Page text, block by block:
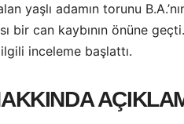
yaşlı adamın torunu
bir can kaybının önüne
inceleme başlattı.